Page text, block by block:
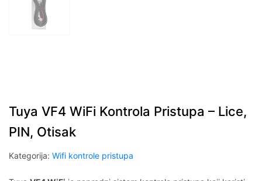
Tuya VF4 WiFi Kontrola Pristupa – Lice,
PIN, Otisak
Kategorija: Wifi kontrole pristupa